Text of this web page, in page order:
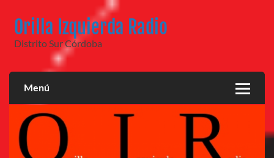
contenido
Orilla Izquierda Radio
Distrito Sur Córdoba
Menú